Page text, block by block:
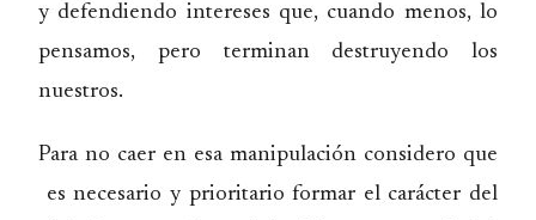
y defendiendo intereses que, cuando menos, lo
pensamos, pero terminan destruyendo los
nuestros.
Para no caer en esa manipulación considero que
es necesario y prioritario formar el carácter del